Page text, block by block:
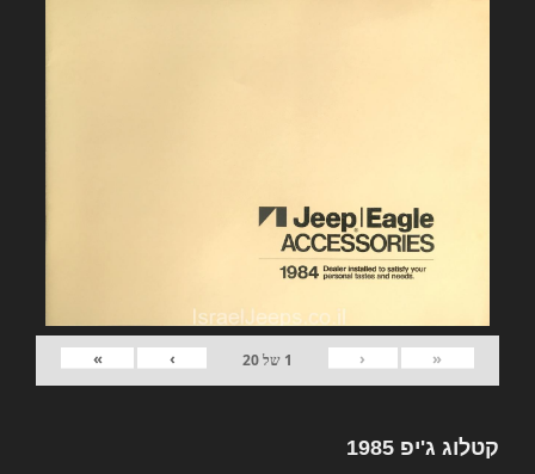
«
‹
1 של20
›
»
קטלוג ג'יפ 1985